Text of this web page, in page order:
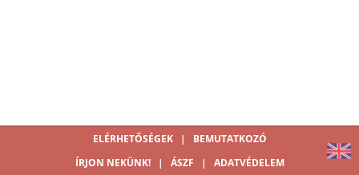
ELÉRHETŐSÉGEK |
BEMUTATKOZÓ
ÍRJON NEKÜNK!
| ÁSZF | ADATVÉDELEM